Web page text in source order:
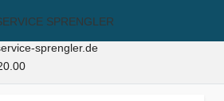
SPRENGLER
015154291368
sprengler.de